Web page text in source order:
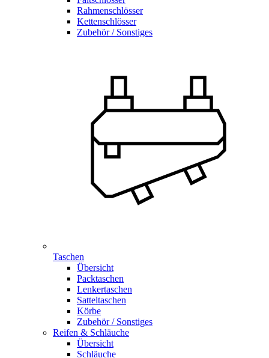
Rahmenschlösser
Kettenschlösser
Zubehör / Sonstiges
Taschen
Übersicht
Packtaschen
Lenkertaschen
Satteltaschen
Körbe
Zubehör / Sonstiges
Reifen & Schläuche
Übersicht
Schläuche